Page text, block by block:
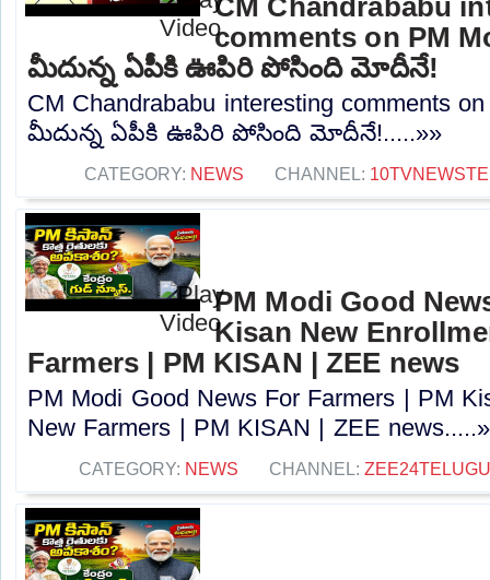
CM Chandrababu
comments on PM
మీదున్న ఏపీకి ఊపిరి పోసింది మోదీనే!
CM Chandrababu interesting comments
మీదున్న ఏపీకి ఊపిరి పోసింది మోదీనే!.....»»
CATEGORY: NEWS CHANNEL:
PM Modi Good
Kisan New
Farmers | PM KISAN | ZEE news
PM Modi Good News For Farmers | PM
New Farmers | PM KISAN | ZEE
CATEGORY: NEWS CHANNEL: